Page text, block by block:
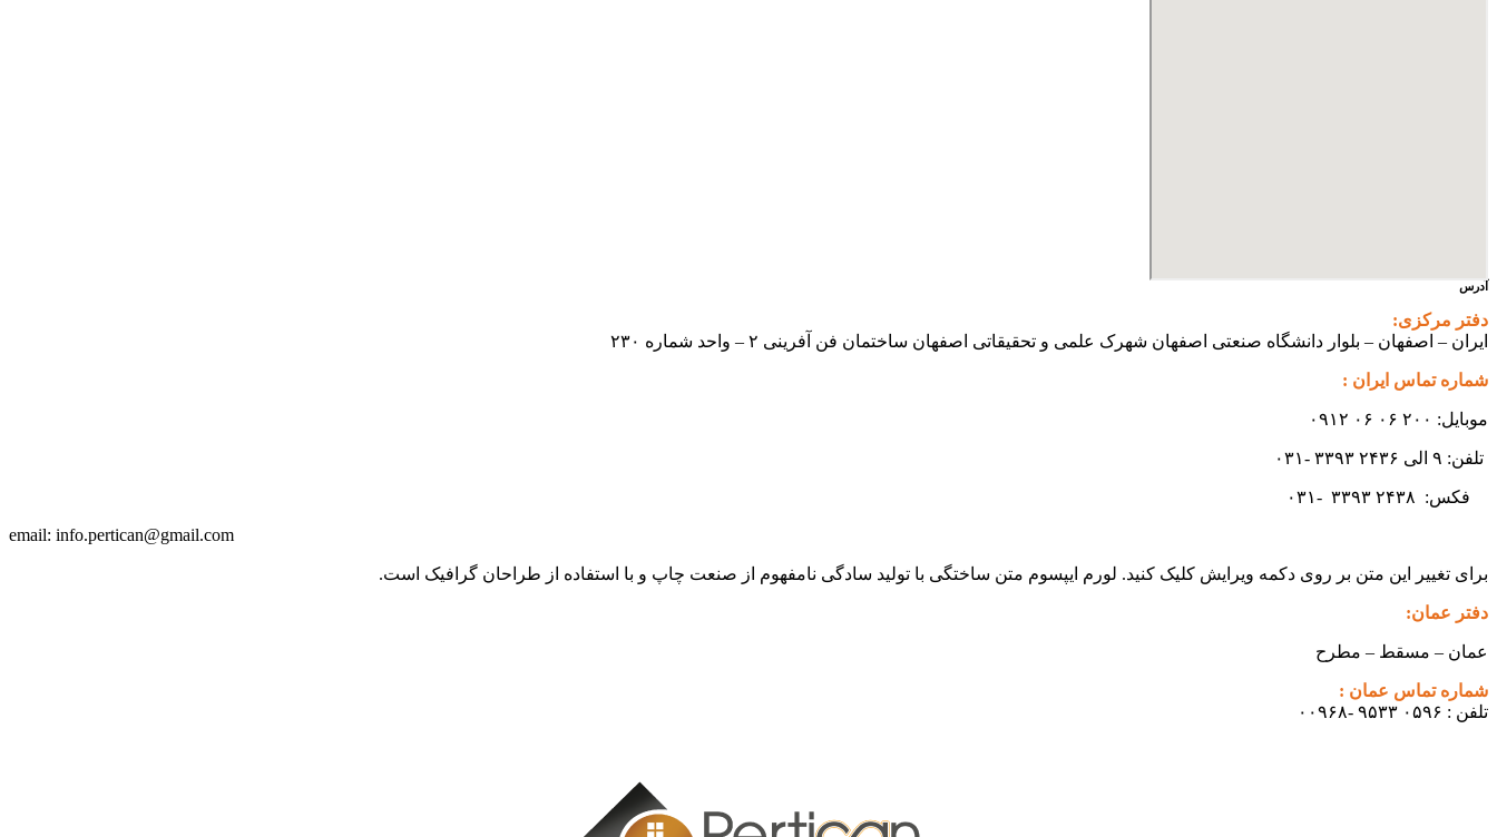
آدرس
دفتر مرکزی:
ایران – اصفهان – بلوار دانشگاه صنعتی اصفهان شهرک علمی و تحقیقاتی اصفهان ساختمان فن آفرینی ۲ – واحد شماره ۲۳۰
شماره تماس ایران :
موبایل: ۲۰۰ ۰۶ ۰۶ ۰۹۱۲
تلفن: ۹ الی ۲۴۳۶ ۳۳۹۳ -۰۳۱
فکس: ۳۳۹۳ ۲۴۳۸ -۰۳۱
info.pertican@gmail.com
برای تغییر این متن بر روی دکمه ویرایش کلیک کنید. لورم ایپسوم متن ساختگی با تولید سادگی نامفهوم از صنعت چاپ و با استفاده از طراحان گرافیک است.
دفتر عمان:
عمان – مسقط – مطرح
شماره تماس عمان :
تلفن : ۰۵۹۶ ۹۵۳۳ -۰۰۹۶۸